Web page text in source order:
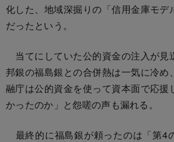
化した、地域深掘りの「信用金庫モデ
だったという。
当てにしていた公的資金の注入が見
邦銀の福島銀との合併熱は一気に冷め
融庁は公的資金を使って資本面で応援
かったのか」と怨嗟の声も漏れる。
最終的に福島銀が頼ったのは「第4